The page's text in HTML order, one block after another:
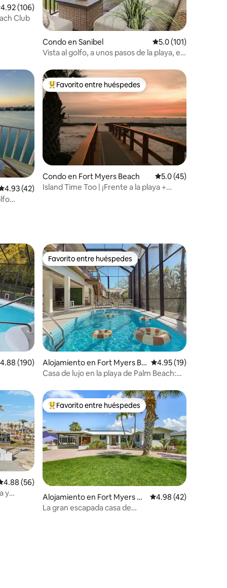
promedio: 4.92 de 5, 106 reseñas
4.92 (106)
Club
Condo en Sanibel Calificación
5.0 (101)
Vista al golfo, a unos pasos de la playa, en
promedio: 4.93 de 5, 42 reseñas
4.93 (42)
Favorito entre huéspedes preferido
Favorito entre huéspedes
Condo en Fort Myers Beach Calificación
5.0 (45)
Island Time Too | ¡Frente a la playa +
promedio: 4.88 de 5, 190 reseñas
4.88 (190)
Favorito entre huéspedes
Favorito entre huéspedes
Alojamiento en Fort Myers Be
ach
Calificación
4.95 (19)
Casa de lujo en la playa de Palm Beach:
promedio: 4.88 de 5, 56 reseñas
4.88 (56)
y
Favorito entre huéspedes preferido
Favorito entre huéspedes
Alojamiento en Fort Myers Be
ach
Calificación
4.98 (42)
La gran escapada casa de